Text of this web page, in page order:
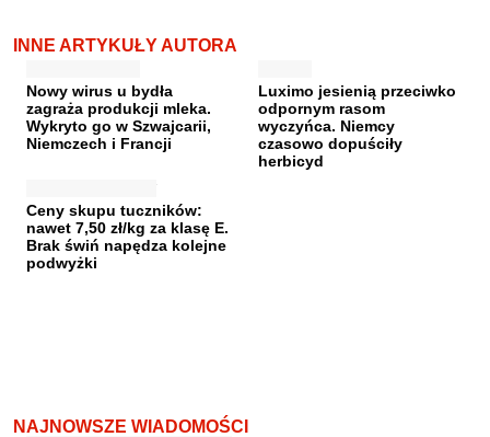
INNE ARTYKUŁY AUTORA
Nowy wirus u bydła
zagraża produkcji mleka.
Wykryto go w Szwajcarii,
Niemczech i Francji
Luximo jesienią przeciwko
odpornym rasom
wyczyńca. Niemcy
czasowo dopuściły
herbicyd
Ceny skupu tuczników:
nawet 7,50 zł/kg za klasę E.
Brak świń napędza kolejne
podwyżki
NAJNOWSZE WIADOMOŚCI